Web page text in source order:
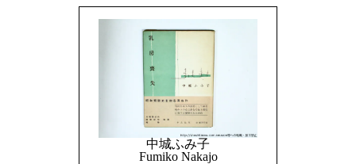
中城ふみ子
Fumiko Nakajo